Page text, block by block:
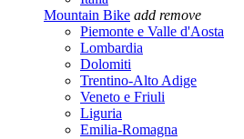
Mountain Bike add remove
Piemonte e Valle d'Aosta
Lombardia
Dolomiti
Trentino-Alto Adige
Veneto e Friuli
Liguria
Emilia-Romagna